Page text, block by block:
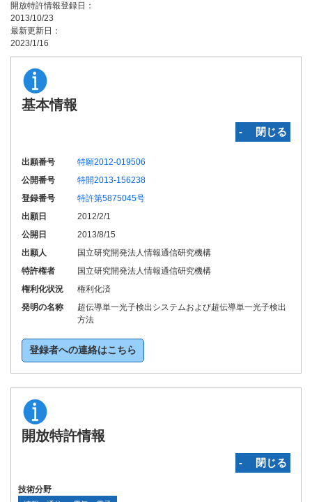
開放特許情報登録日：
2013/10/23
最新更新日：
2023/1/16
基本情報
‐ 閉じる
出願番号
特願2012-019506
公開番号
特開2013-156238
登録番号
特許第5875045号
出願日
2012/2/1
公開日
2013/8/15
出願人
国立研究開発法人情報通信研究機構
特許権者
国立研究開発法人情報通信研究機構
権利化状況
権利化済
発明の名称
超伝導単一光子検出システムおよび超伝導単一光子検出
方法
登録者への連絡はこちら
開放特許情報
‐ 閉じる
技術分野